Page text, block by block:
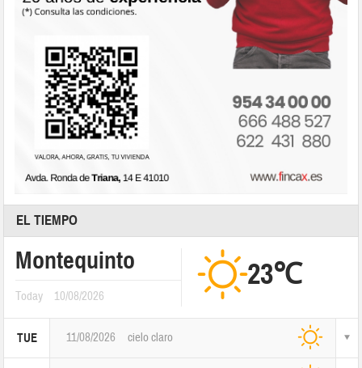
EL TIEMPO
Montequinto
Today 10/08/2026
23℃
TUE 11/08/2026 cielo claro